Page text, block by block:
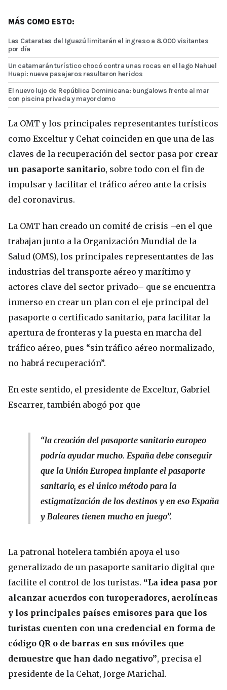
MÁS COMO ESTO:
Las Cataratas del Iguazú limitarán el ingreso a 8.000 visitantes
por día
Un catamarán turístico chocó contra unas rocas en el lago Nahuel
Huapi: nueve pasajeros resultaron heridos
El nuevo lujo de República Dominicana: bungalows frente al mar
con piscina privada y mayordomo
La OMT y los principales representantes turísticos
como Exceltur y Cehat coinciden en que una de las
claves de la recuperación del sector pasa por crear
un pasaporte sanitario, sobre todo con el fin de
impulsar y facilitar el tráfico aéreo ante la crisis
del coronavirus.
La OMT han creado un comité de crisis –en el que
trabajan junto a la Organización Mundial de la
Salud (OMS), los principales representantes de las
industrias del transporte aéreo y marítimo y
actores clave del sector privado– que se encuentra
inmerso en crear un plan con el eje principal del
pasaporte o certificado sanitario, para facilitar la
apertura de fronteras y la puesta en marcha del
tráfico aéreo, pues “sin tráfico aéreo normalizado,
no habrá recuperación”.
En este sentido, el presidente de Exceltur, Gabriel
Escarrer, también abogó por que
“la creación del pasaporte sanitario europeo
podría ayudar mucho. España debe conseguir
que la Unión Europea implante el pasaporte
sanitario, es el único método para la
estigmatización de los destinos y en eso España
y Baleares tienen mucho en juego”.
La patronal hotelera también apoya el uso
generalizado de un pasaporte sanitario digital que
facilite el control de los turistas. “La idea pasa por
alcanzar acuerdos con turoperadores, aerolíneas
y los principales países emisores para que los
turistas cuenten con una credencial en forma de
código QR o de barras en sus móviles que
demuestre que han dado negativo”, precisa el
presidente de la Cehat, Jorge Marichal.